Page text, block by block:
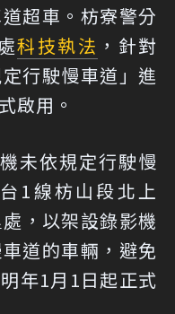
超車。枋寮警分
科技執法 ，針對
行駛慢車道」進
啟用。
未依規定行駛慢
1線枋山段北上
，以架設錄影機
道的車輛，避免
年1月1日起正式